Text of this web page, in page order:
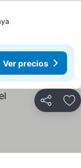
Ver precios
Compartir